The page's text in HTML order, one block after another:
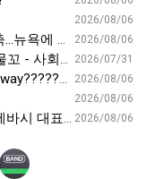
2026/08/06
2026/08/06
재외동포신문
2026/07/31
적경제뉴스
2026/08/06
2026/08/06
2026/08/06
45 에디토리얼 ep.2]